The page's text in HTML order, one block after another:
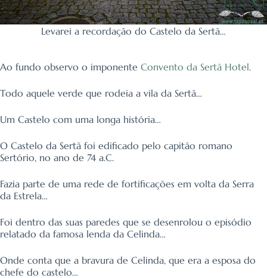
Levarei a recordação do Castelo da Sertã…
Ao fundo observo o imponente Convento da Sertã Hotel.
Todo aquele verde que rodeia a vila da Sertã…
Um Castelo com uma longa história…
O Castelo da Sertã foi edificado pelo capitão romano
Sertório, no ano de 74 a.C.
Fazia parte de uma rede de fortificações em volta da Serra
da Estrela…
Foi dentro das suas paredes que se desenrolou o episódio
relatado da famosa lenda da Celinda…
Onde conta que a bravura de Celinda, que era a esposa do
chefe do castelo…